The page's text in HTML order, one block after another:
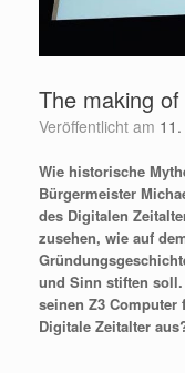
The making
Veröffentlicht am
Wie historische
Bürgermeister
des Digitalen
zusehen, wie auf
und Sinn stiften soll.
seinen Z3
Digitale Zeitalter